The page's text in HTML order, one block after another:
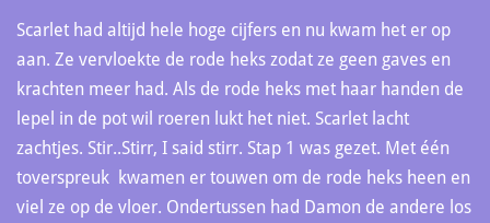
Scarlet had altijd hele hoge cijfers en nu kwam het er op
aan. Ze vervloekte de rode heks zodat ze geen gaves en
krachten meer had. Als de rode heks met haar handen de
lepel in de pot wil roeren lukt het niet. Scarlet lacht
zachtjes. Stir..Stirr, I said stirr. Stap 1 was gezet. Met één
toverspreuk kwamen er touwen om de rode heks heen en
viel ze op de vloer. Ondertussen had Damon de andere los